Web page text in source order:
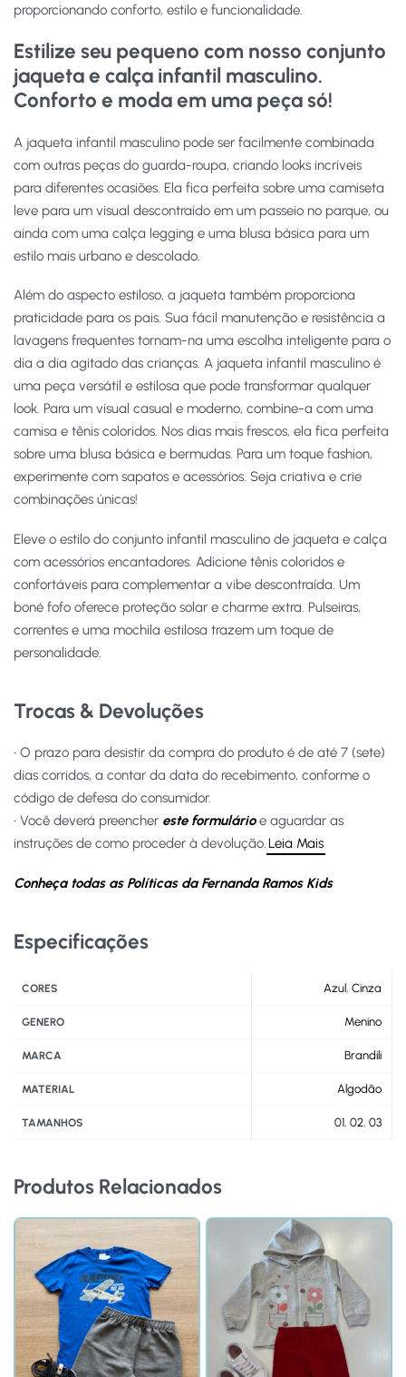
proporcionando conforto, estilo e funcionalidade.
Estilize seu pequeno com nosso conjunto
jaqueta e calça infantil masculino.
Conforto e moda em uma peça só!
A jaqueta infantil masculino pode ser facilmente combinada
com outras peças do guarda-roupa, criando looks incríveis
para diferentes ocasiões. Ela fica perfeita sobre uma camiseta
leve para um visual descontraído em um passeio no parque, ou
ainda com uma calça legging e uma blusa básica para um
estilo mais urbano e descolado.
Além do aspecto estiloso, a jaqueta também proporciona
praticidade para os pais. Sua fácil manutenção e resistência a
lavagens frequentes tornam-na uma escolha inteligente para o
dia a dia agitado das crianças. A jaqueta infantil masculino é
uma peça versátil e estilosa que pode transformar qualquer
look. Para um visual casual e moderno, combine-a com uma
camisa e tênis coloridos. Nos dias mais frescos, ela fica perfeita
sobre uma blusa básica e bermudas. Para um toque fashion,
experimente com sapatos e acessórios. Seja criativa e crie
combinações únicas!
Eleve o estilo do conjunto infantil masculino de jaqueta e calça
com acessórios encantadores. Adicione tênis coloridos e
confortáveis para complementar a vibe descontraída. Um
boné fofo oferece proteção solar e charme extra. Pulseiras,
correntes e uma mochila estilosa trazem um toque de
personalidade.
Trocas & Devoluções
• O prazo para desistir da compra do produto é de até 7 (sete)
dias corridos, a contar da data do recebimento, conforme o
código de defesa do consumidor.
• Você deverá preencher este formulárioe aguardar as
instruções de como proceder à devolução. Leia Mais
Conheça todas as Políticas da Fernanda Ramos Kids
Especificações
CORES Azul, Cinza
GENERO Menino
MARCA Brandili
MATERIAL Algodão
TAMANHOS 01, 02, 03
Produtos Relacionados